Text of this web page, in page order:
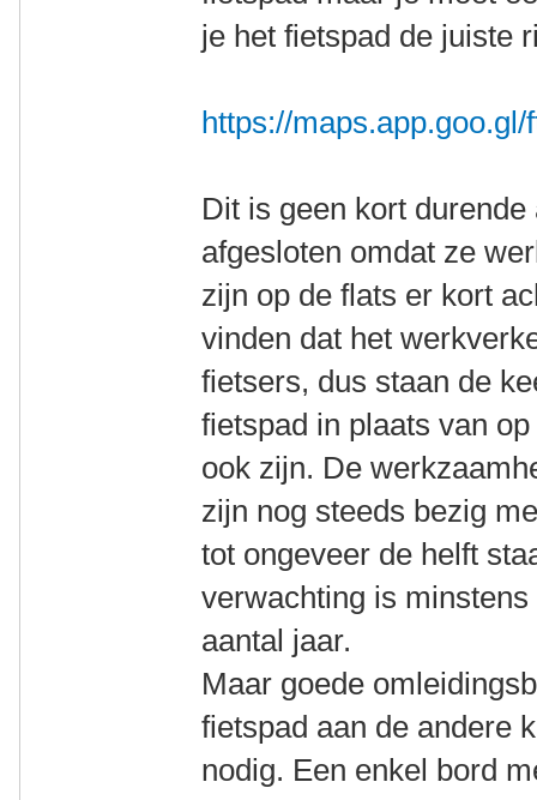
je het fietspad de juiste
https://
Dit is geen kort
afgesloten omdat ze
zijn op de flats er kort
vinden dat het
fietsers, dus staan de
fietspad in plaats van
ook zijn. De
zijn nog steeds bezig
tot ongeveer de helft
verwachting is
aantal jaar.
Maar goede
fietspad aan de andere
nodig. Een enkel bord